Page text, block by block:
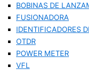
BOBINAS DE
FUSIONADORA
IDENTIFICADORES
OTDR
POWER METER
VFL